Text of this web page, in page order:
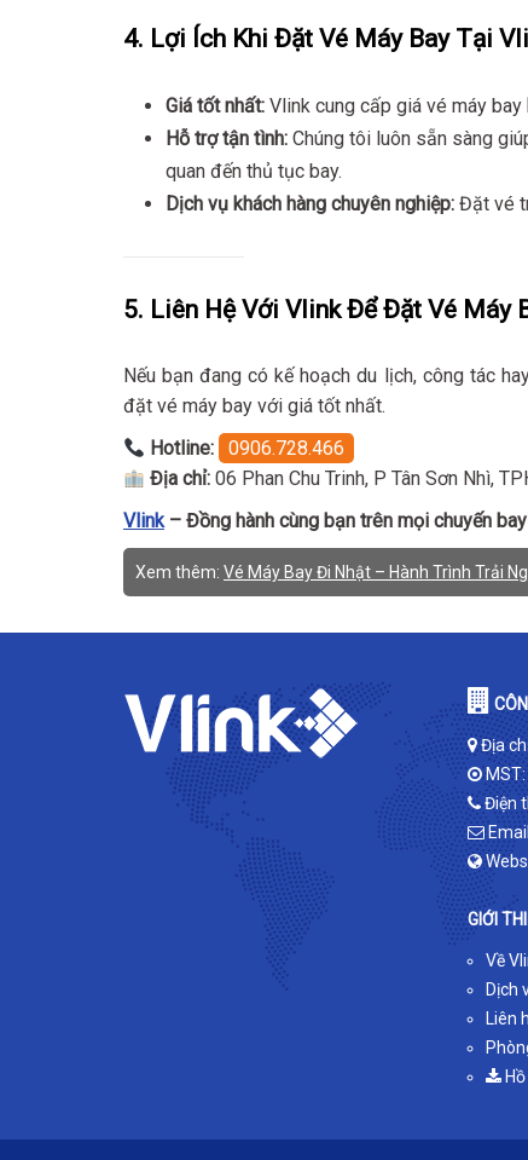
4. Lợi Ích Khi Đặt Vé Máy Bay Tại
Giá tốt nhất: Vlink cung cấp giá vé máy bay
Hỗ trợ tận tình: Chúng tôi luôn sẵn sàng
quan đến thủ tục bay.
Dịch vụ khách hàng chuyên nghiệp: Đặt vé
5. Liên Hệ Với Vlink Để Đặt Vé Máy
Nếu bạn đang có kế hoạch du lịch, công tác
đặt vé máy bay với giá tốt nhất.
Hotline:
0906.728.466
Địa chỉ: 06 Phan Chu Trinh, P Tân Sơn Nhì,
Vlink– Đồng hành cùng bạn trên mọi chuyến
Xem thêm: Vé Máy Bay Đi Nhật – Hành Trình Trải
Địa
MST:
Điện
GIỚI
Về
Dịch
Liên